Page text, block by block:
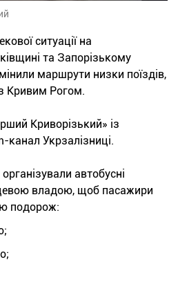
ситуації на
та Запорізькому
маршрути низки поїздів,
Кривим Рогом.
Криворізький» із
Укрзалізниці.
автобусні
владою, щоб пасажири
подорож: